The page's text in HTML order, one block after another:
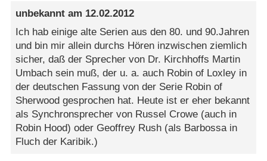
unbekannt am 12.02.2012
Ich hab einige alte Serien aus den 80. und 90.Jahren
und bin mir allein durchs Hören inzwischen ziemlich
sicher, daß der Sprecher von Dr. Kirchhoffs Martin
Umbach sein muß, der u. a. auch Robin of Loxley in
der deutschen Fassung von der Serie Robin of
Sherwood gesprochen hat. Heute ist er eher bekannt
als Synchronsprecher von Russel Crowe (auch in
Robin Hood) oder Geoffrey Rush (als Barbossa in
Fluch der Karibik.)